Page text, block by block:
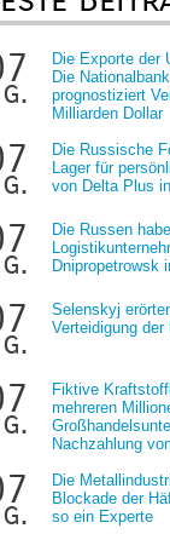
Die Exporte der
Die
prognostiziert
Milliarden Dollar
Die Russische
Lager für
von Delta Plus
Die Russen
Dnipropetrowsk
Selenskyj
Verteidigung der
Fiktive
mehreren
Nachzahlung
Die
Blockade der
so ein Experte